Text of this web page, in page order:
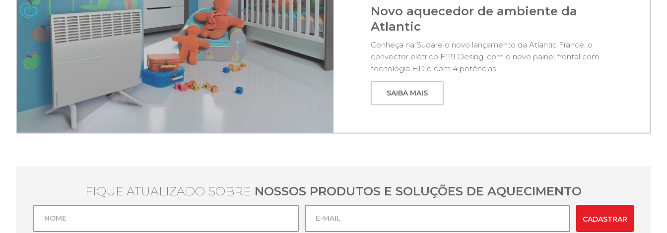
Novo aquecedor de ambiente da
Atlantic
Conheça na Sudare o novo lançamento da Atlantic France, o
convector elétrico F119 Desing, com o novo painel frontal com
tecnologia HD e com 4 potências...
SAIBA MAIS
FIQUE ATUALIZADO SOBRE NOSSOS PRODUTOS E SOLUÇÕES DE AQUECIMENTO
CADASTRAR